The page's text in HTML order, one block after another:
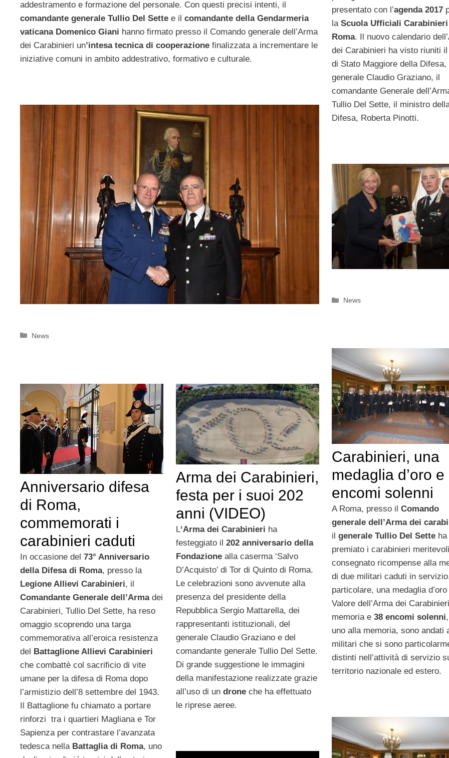
addestramento e formazione del personale. Con questi precisi intenti, il
comandante generale Tullio Del Sette e il comandante della Gendarmeria
vaticana Domenico Giani hanno firmato presso il Comando generale dell’Arma
dei Carabinieri un’intesa tecnica di cooperazione finalizzata a incrementare le
iniziative comuni in ambito addestrativo, formativo e culturale.
Categorie
News
presentato con l’agenda 2017
la Scuola Ufficiali
Roma. Il nuovo calendario
dei Carabinieri ha visto riuniti
di Stato Maggiore della Difesa,
generale Claudio Graziano, il
comandante Generale
Tullio Del Sette, il ministro
Difesa, Roberta Pinotti.
Categorie
News
Carabinieri, una
medaglia d’oro e
encomi solenni
A Roma, presso il Comando
generale dell’Arma dei
il generale Tullio Del Setteha
premiato i carabinieri
consegnato ricompense alla
di due militari caduti in
particolare, una medaglia d’oro
Valore dell’Arma dei
memoria e38 encomi solenni
uno alla memoria, sono andati
militari che si sono
distinti nell’attività di servizio
territorio nazionale ed estero.
Anniversario difesa
di Roma,
commemorati i
carabinieri caduti
In occasione del 73° Anniversario
della Difesa di Roma, presso la
Legione Allievi Carabinieri, il
Comandante Generale dell’Armadei
Carabinieri, Tullio Del Sette, ha reso
omaggio scoprendo una targa
commemorativa all’eroica resistenza
del
Battaglione Allievi Carabinieri
che combattè col sacrificio di vite
umane per la difesa di Roma dopo
l’armistizio dell’8 settembre del 1943.
Il Battaglione fu chiamato a portare
rinforzi tra i quartieri Magliana e Tor
Sapienza per contrastare l’avanzata
tedesca nella Battaglia di Roma, uno
Arma dei Carabinieri,
festa per i suoi 202
anni (VIDEO)
L‘Arma dei Carabinieri ha
festeggiato il 202 anniversario della
Fondazionealla caserma ‘Salvo
D’Acquisto’ di Tor di Quinto di Roma.
Le celebrazioni sono avvenute alla
presenza del presidente della
Repubblica Sergio Mattarella, dei
rappresentanti istituzionali, del
generale Claudio Graziano e del
comandante generale Tullio Del Sette.
Di grande suggestione le immagini
della manifestazione realizzate grazie
all’uso di undroneche ha effettuato
le riprese aeree.